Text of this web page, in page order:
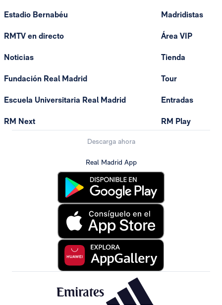
Estadio Bernabéu
RMTV en directo
Noticias
Fundación Real Madrid
Escuela Universitaria Real Madrid
RM Next
Madridistas
Área VIP
Tienda
Tour
Entradas
RM Play
Descarga ahora
Real Madrid App